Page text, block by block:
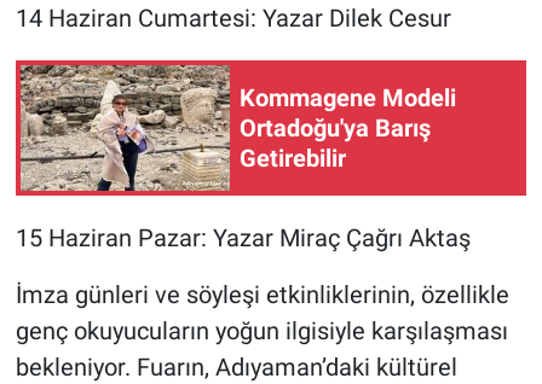
14 Haziran Cumartesi: Yazar Dilek Cesur
Kommagene Modeli
Ortadoğu'ya Barış
Getirebilir
15 Haziran Pazar: Yazar Miraç Çağrı Aktaş
İmza günleri ve söyleşi etkinliklerinin, özellikle
genç okuyucuların yoğun ilgisiyle karşılaşması
bekleniyor. Fuarın, Adıyaman’daki kültürel